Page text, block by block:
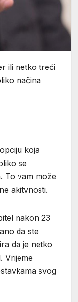
ili netko treći
načina
koja
se
To vam može
akitvnosti.
nakon 23
da ste
da je netko
Vrijeme
svog